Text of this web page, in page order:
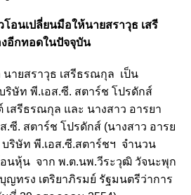
อนเปลี่ยนมือให้นายสราวุธ เสรี
อีกทอดในปัจจุบัน
นายสราวุธ เสรีธรณกุล เป็น
ษัท พี.เอส.ซี. สตาร์ช โปรดักส์
สรีธรณกุล และ นางสาว อารยา
.ซี. สตาร์ช โปรดักส์ (นางสาว อารย
ริษัท พี.เอส.ซี.สตาร์ชฯ จำนวน
นหุ้น จาก พ.ต.นพ.วีระวุฒิ วัจนะพุก
ญทรง เตริยาภิรมย์ รัฐมนตรีว่าการ